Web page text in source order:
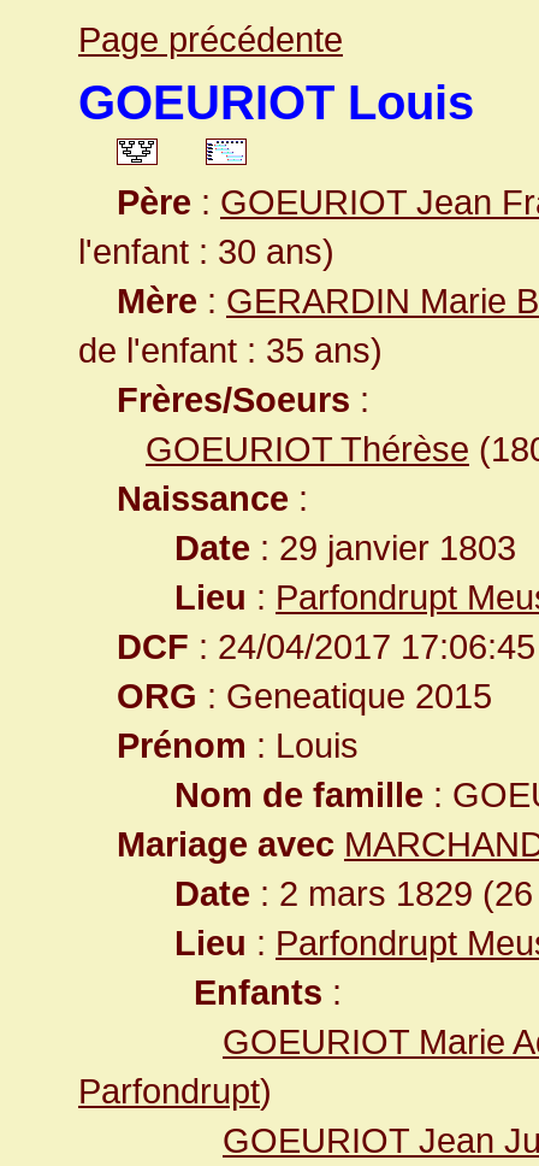
Page précédente
GOEURIOT Louis
Père : GOEURIOT Jean
l'enfant : 30 ans)
Mère : GERARDIN Marie
de l'enfant : 35 ans)
Frères/Soeurs :
GOEURIOT Thérèse
Naissance :
Date : 29 janvier 1803
Lieu : Parfondrupt
DCF : 24/04/2017 17:06:45
ORG : Geneatique 2015
Prénom : Louis
Nom de famille :
Mariage avec
Date : 2 mars 1829
Lieu : Parfondrupt
Enfants :
GOEURIOT Marie
Parfondrupt)
GOEURIOT Jean